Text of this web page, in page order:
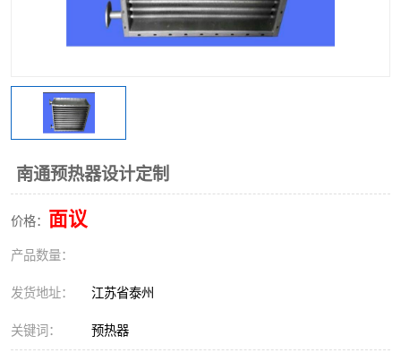
南通预热器设计定制
价格： 面议
产品数量：
发货地址： 江苏省泰州
关键词： 预热器